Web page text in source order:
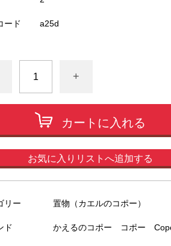
ード a25d
+
カートに入れる
お気に入りリストへ追加する
リー 置物（カエルのコポー）
ド かえるのコポー コポー